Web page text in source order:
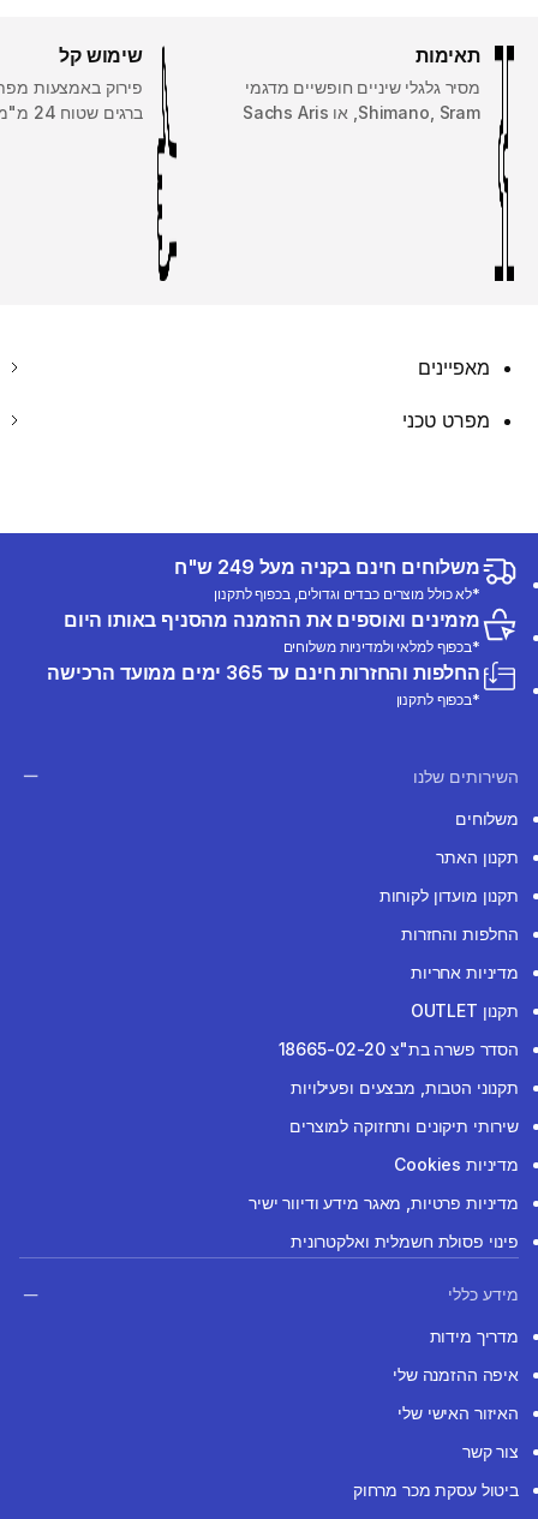
תאימות
מסיר גלגלי שיניים חופשיים מדגמי
Shimano, Sram, או Sachs Aris
שימוש קל
פירוק באמצעות
ברגים שטוח 24 מ"מ או קצה 1/2.
מאפיינים
מפרט טכני
משלוחים חינם בקניה מעל 249 ש"ח
*לא כולל מוצרים כבדים וגדולים, בכפוף לתקנון
מזמינים ואוספים את ההזמנה מהסניף באותו היום
*בכפוף למלאי ולמדיניות משלוחים
החלפות והחזרות חינם עד 365 ימים ממועד הרכישה
*בכפוף לתקנון
השירותים שלנו
משלוחים
תקנון האתר
תקנון מועדון לקוחות
החלפות והחזרות
מדיניות אחריות
תקנון OUTLET
הסדר פשרה בת"צ 18665-02-20
תקנוני הטבות, מבצעים ופעילויות
שירותי תיקונים ותחזוקה למוצרים
מדיניות Cookies
מדיניות פרטיות, מאגר מידע ודיוור ישיר
פינוי פסולת חשמלית ואלקטרונית
מידע כללי
מדריך מידות
איפה ההזמנה שלי
האיזור האישי שלי
צור קשר
ביטול עסקת מכר מרחוק